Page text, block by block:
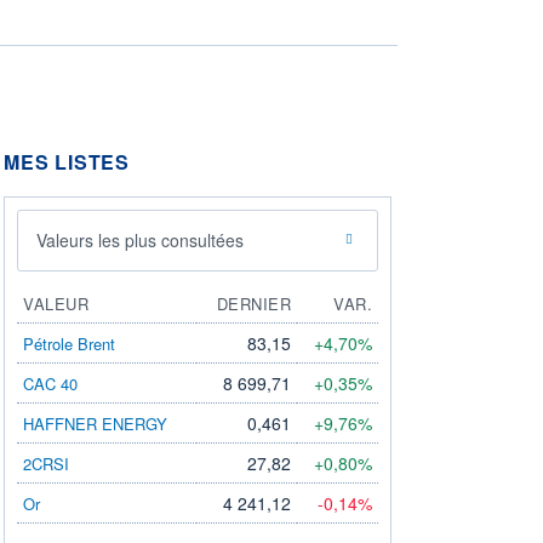
MES LISTES
Valeurs les plus consultées
VALEUR DERNIER
VAR.
Pétrole Brent
83,15 +4,70%
CAC 40 8 699,71 +0,35%
HAFFNER ENERGY 0,461 +9,76%
2CRSI 27,82 +0,80%
Or 4 241,12 -0,14%